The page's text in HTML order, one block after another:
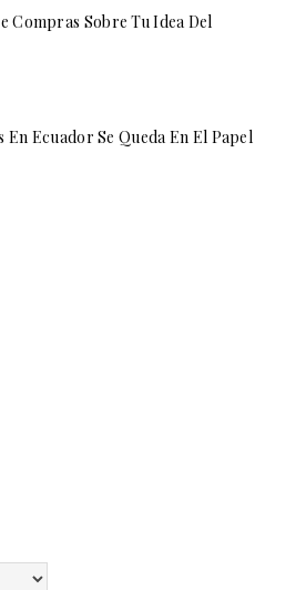
Compras Sobre Tu Idea Del
En Ecuador Se Queda En El Papel